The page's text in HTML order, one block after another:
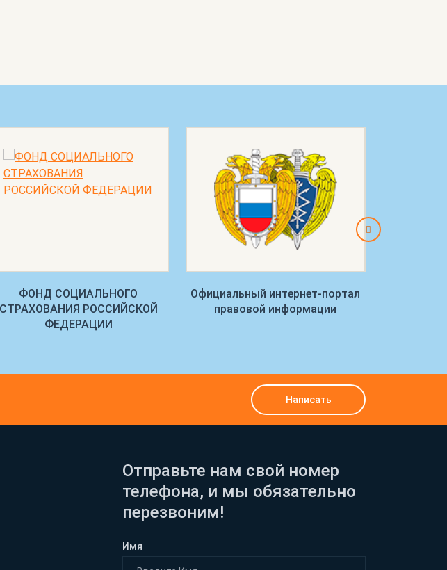
ФОНД СОЦИАЛЬНОГО
СТРАХОВАНИЯ РОССИЙСКОЙ
ФЕДЕРАЦИИ
Официальный интернет-портал
правовой информации
Написать
Отправьте нам свой номер
телефона, и мы обязательно
перезвоним!
Имя